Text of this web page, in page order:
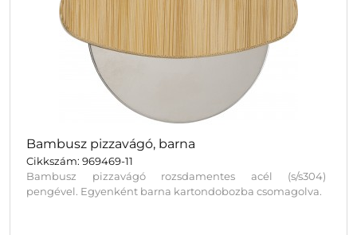
Bambusz pizzavágó, barna
Cikkszám: 969469-11
Bambusz pizzavágó rozsdamentes acél (s/s304)
pengével. Egyenként barna kartondobozba csomagolva.